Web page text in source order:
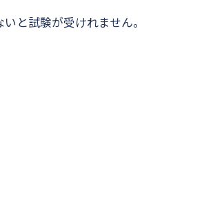
と試験が受けれません。